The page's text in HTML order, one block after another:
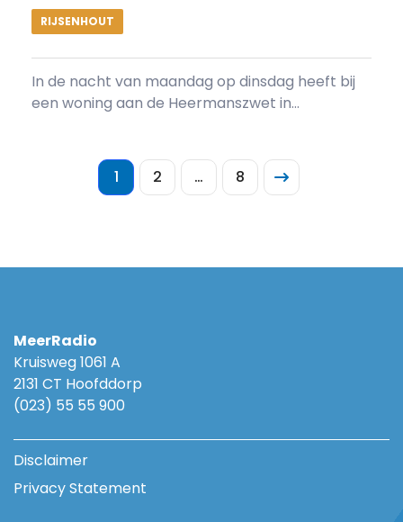
RIJSENHOUT
In de nacht van maandag op dinsdag heeft bij
een woning aan de Heermanszwet in...
1 2 … 8
MeerRadio
Kruisweg 1061 A
2131 CT Hoofddorp
(023) 55 55 900
Disclaimer
Privacy Statement